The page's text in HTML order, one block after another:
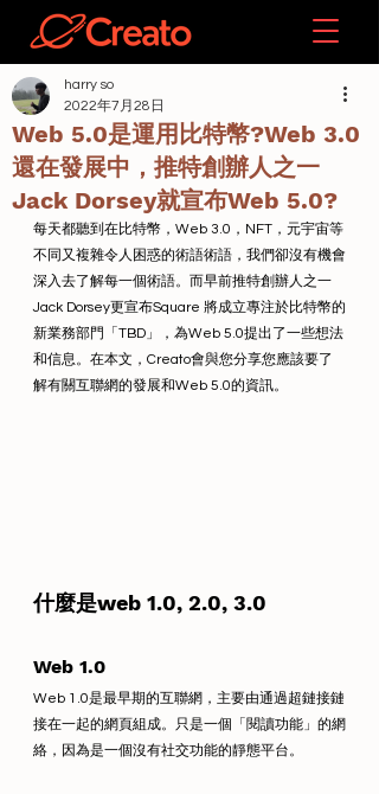
Web 5.0是運用比特幣?Web 3.0
還在發展中，推特創辦人之一
Jack Dorsey就宣布Web 5.0?
harry so
2022年7月28日
每天都聽到在比特幣，Web 3.0，NFT，元宇宙等
不同又複雜令人困惑的術語術語，我們卻沒有機會
深入去了解每一個術語。而早前推特創辦人之一
Jack Dorsey更宣布Square 將成立專注於比特幣的
新業務部門「TBD」，為Web 5.0提出了一些想法
和信息。在本文，Creato會與您分享您應該要了
解有關互聯網的發展和Web 5.0的資訊。
什麼是web 1.0, 2.0, 3.0
Web 1.0
Web 1.0是最早期的互聯網，主要由通過超鏈接鏈
接在一起的網頁組成。只是一個「閱讀功能」的網
絡，因為是一個沒有社交功能的靜態平台。